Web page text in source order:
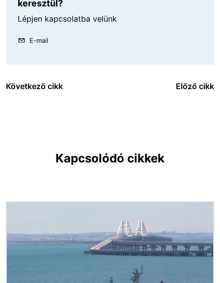
keresztül?
Lépjen kapcsolatba velünk
E-mail
Következő cikk Előző cikk
Kapcsolódó cikkek